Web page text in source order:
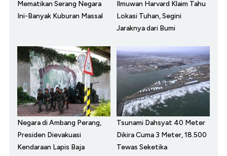
Mematikan Serang Negara
Ini-Banyak Kuburan Massal
Ilmuwan Harvard Klaim Tahu
Lokasi Tuhan, Segini
Jaraknya dari Bumi
Negara di Ambang Perang,
Presiden Dievakuasi
Kendaraan Lapis Baja
Tsunami Dahsyat 40 Meter
Dikira Cuma 3 Meter, 18.500
Tewas Seketika